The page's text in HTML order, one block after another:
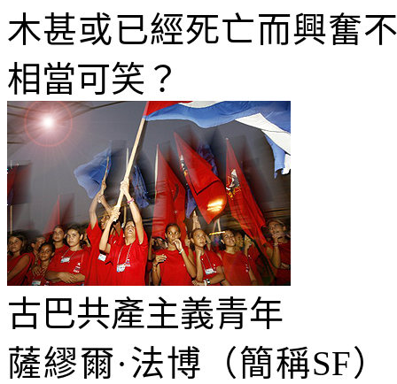
木甚或已經死亡而興奮
相當可笑？
古巴共產主義青年
薩繆爾·法博（簡稱SF